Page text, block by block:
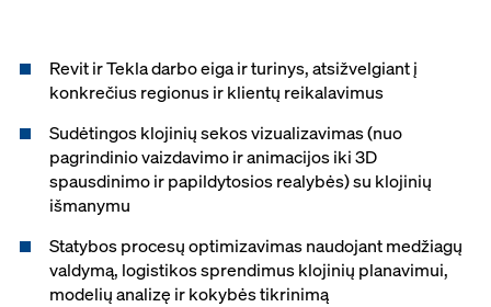
Revit ir Tekla darbo eiga ir turinys, atsižvelgiant į
konkrečius regionus ir klientų reikalavimus
Sudėtingos klojinių sekos vizualizavimas (nuo
pagrindinio vaizdavimo ir animacijos iki 3D
spausdinimo ir papildytosios realybės) su klojinių
išmanymu
Statybos procesų optimizavimas naudojant medžiagų
valdymą, logistikos sprendimus klojinių planavimui,
modelių analizę ir kokybės tikrinimą